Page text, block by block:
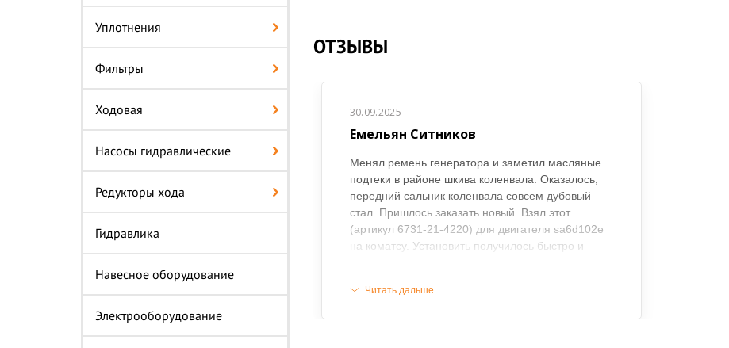
Уплотнения
Фильтры
Ходовая
Насосы гидравлические
Редукторы хода
Гидравлика
Навесное оборудование
Электрооборудование
ОТЗЫВЫ
30.09.2025
Емельян Ситников
Менял ремень генератора и заметил масляные
подтеки в районе шкива коленвала. Оказалось,
передний сальник коленвала совсем дубовый
стал. Пришлось заказать новый. Взял этот
(артикул 6731-21-4220) для двигателя sa6d102e
на коматсу. Установить получилось быстро и
несколько месяцев.
Читать дальше